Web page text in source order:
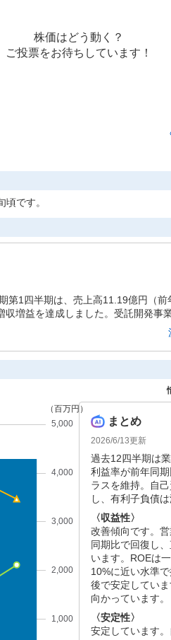
株価はどう動く？
ご投票をお待ちしています！
です。
第1四半期は、売上高11.19億円（
増益を達成しました。受託開発事
なっています。通期予想に対して
まとめ
2026/6/13更新
過去12四半期は
利益率が前年同
ラスを維持。自
し、有利子負債は
〈収益性〉
改善傾向です。
同期比で回復し
います。ROEは
10%に近い水準
後で安定してい
向かっています。
〈安定性〉
安定しています